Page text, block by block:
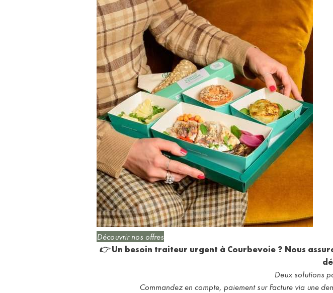
Découvrir nos offres
👉 Un besoin traiteur urgent à Courbevoie ? Nous
Deux solutions
Commandez en compte, paiement sur Facture via une